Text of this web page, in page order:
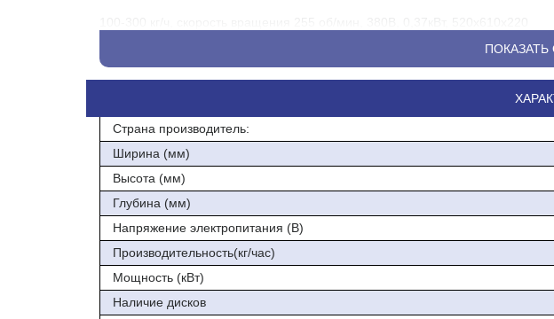
Страна производитель:
Ширина (мм)
Высота (мм)
Глубина (мм)
Напряжение электропитания (В)
Производительность(кг/час)
Мощность (кВт)
Наличие дисков